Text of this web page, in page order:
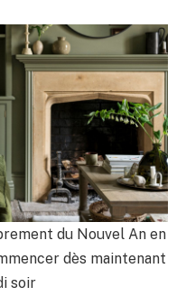
du Nouvel An en
dès maintenant
soir